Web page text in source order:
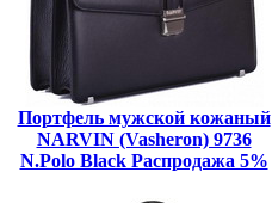
Портфель мужской кожаный
NARVIN (Vasheron) 9736
N.Polo Black Распродажа 5%